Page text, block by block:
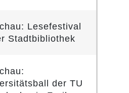
Lesefestival
Stadtbibliothek
der TU